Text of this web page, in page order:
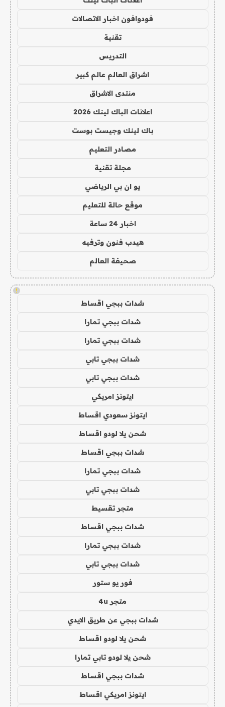
فودوافون اخبار الاتصالات
تقنية
التدريس
اشراق العالم عالم كبير
منتدى الاشراق
اعلانات الباك لينك 2026
باك لينك وجيست بوست
مصادر التعليم
مجلة تقنية
يو ان بي الرياضي
موقع حالة للتعليم
اخبار 24 ساعة
هيدب فنون وترفيه
صحيفة العالم
!
شدات ببجي اقساط
شدات ببجي تمارا
شدات ببجي تمارا
شدات ببجي تابي
شدات ببجي تابي
ايتونز امريكي
ايتونز سعودي اقساط
شحن يلا لودو اقساط
شدات ببجي اقساط
شدات ببجي تمارا
شدات ببجي تابي
متجر تقسيط
شدات ببجي اقساط
شدات ببجي تمارا
شدات ببجي تابي
فور يو ستور
متجر 4u
شدات ببجي عن طريق الايدي
شحن يلا لودو اقساط
شحن يلا لودو تابي تمارا
شدات ببجي اقساط
ايتونز امريكي اقساط